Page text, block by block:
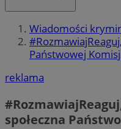
Wiadomości
Państwowej
reklama
społeczna